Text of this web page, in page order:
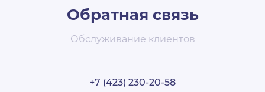
Обратная связь
Обслуживание клиентов
+7 (423) 230-20-58